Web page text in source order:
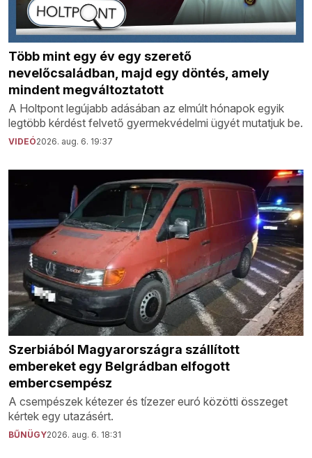
Több mint egy év egy szerető
nevelőcsaládban, majd egy döntés, amely
mindent megváltoztatott
A Holtpont legújabb adásában az elmúlt hónapok egyik
legtöbb kérdést felvető gyermekvédelmi ügyét mutatjuk be.
VIDEÓ2026. aug. 6. 19:37
Szerbiából Magyarországra szállított
embereket egy Belgrádban elfogott
embercsempész
A csempészek kétezer és tízezer euró közötti összeget
kértek egy utazásért.
BŰNÜGY2026. aug. 6. 18:31